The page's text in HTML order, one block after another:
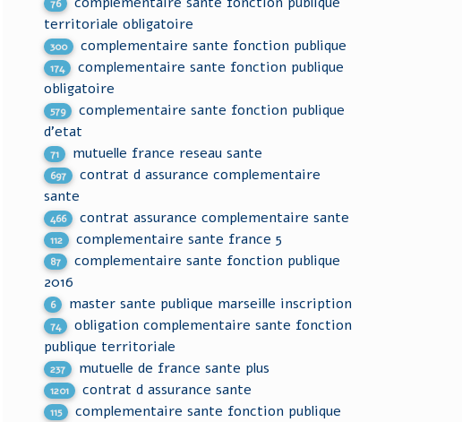
76
territoriale obligatoire
300 complementaire sante fonction publique
174
complementaire sante fonction publique
obligatoire
579
complementaire sante fonction publique
d'etat
71 mutuelle france reseau sante
697
contrat d assurance complementaire
sante
466 contrat assurance complementaire sante
112 complementaire sante france 5
87
complementaire sante fonction publique
2016
6 master sante publique marseille inscription
74
obligation complementaire sante fonction
publique territoriale
237 mutuelle de france sante plus
1201 contrat d assurance sante
115
complementaire sante fonction publique